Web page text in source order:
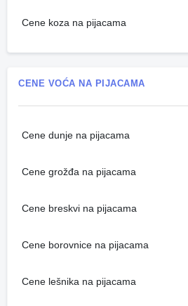
Cene koza na pijacama
CENE VOĆA NA PIJACAMA
Cene dunje na pijacama
Cene grožđa na pijacama
Cene breskvi na pijacama
Cene borovnice na pijacama
Cene lešnika na pijacama